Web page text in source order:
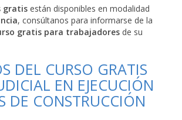
gratis están disponibles en modalidad
, consúltanos para informarse de la
gratis para trabajadores de su
DEL CURSO GRATIS
EN EJECUCIÓN
DE CONSTRUCCIÓN